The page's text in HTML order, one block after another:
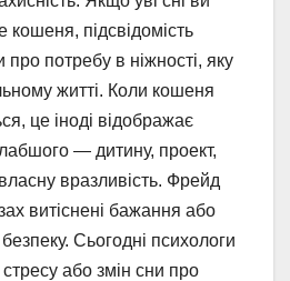
кошеня, підсвідомість
про потребу в ніжності, яку
житті. Коли кошеня
це іноді відображає
— дитину, проект,
вразливість. Фрейд
витіснені бажання або
Сьогодні психологи
або змін сни про